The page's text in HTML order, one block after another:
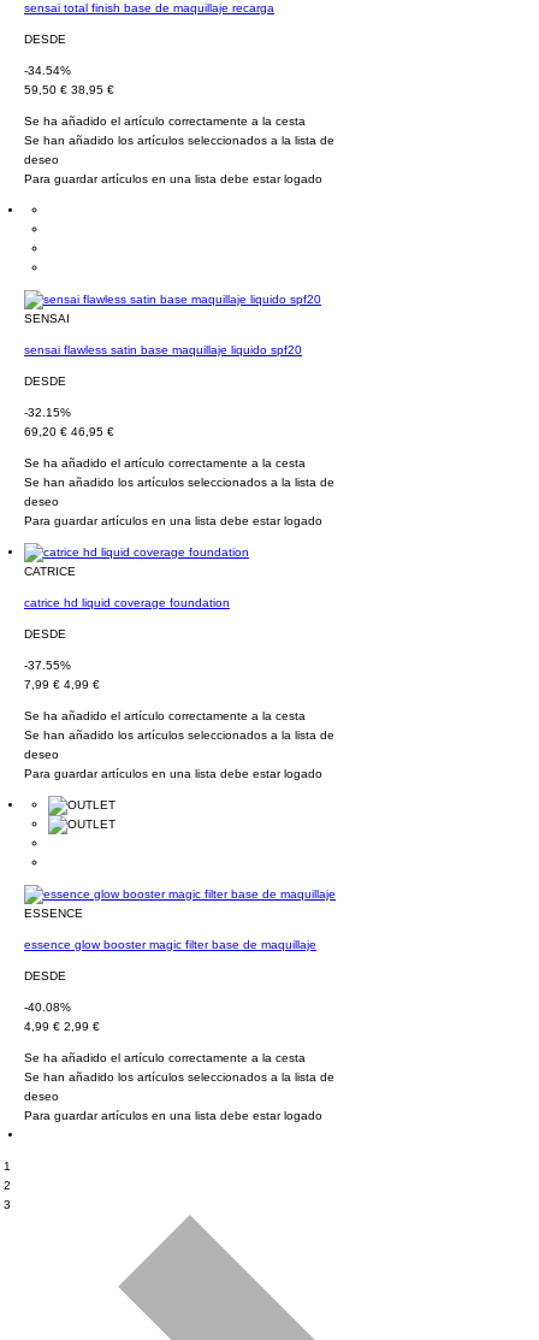
sensai total finish base de maquillaje recarga
DESDE
-34.54%
59,50 € 38,95 €
Se ha añadido el artículo correctamente a la cesta
Se han añadido los artículos seleccionados a la lista de
deseo
Para guardar artículos en una lista debe estar logado
SENSAI
sensai flawless satin base maquillaje liquido spf20
DESDE
-32.15%
69,20 € 46,95 €
Se ha añadido el artículo correctamente a la cesta
Se han añadido los artículos seleccionados a la lista de
deseo
Para guardar artículos en una lista debe estar logado
CATRICE
catrice hd liquid coverage foundation
DESDE
-37.55%
7,99 € 4,99 €
Se ha añadido el artículo correctamente a la cesta
Se han añadido los artículos seleccionados a la lista de
deseo
Para guardar artículos en una lista debe estar logado
ESSENCE
essence glow booster magic filter base de maquillaje
DESDE
-40.08%
4,99 € 2,99 €
Se ha añadido el artículo correctamente a la cesta
Se han añadido los artículos seleccionados a la lista de
deseo
Para guardar artículos en una lista debe estar logado
1
2
3